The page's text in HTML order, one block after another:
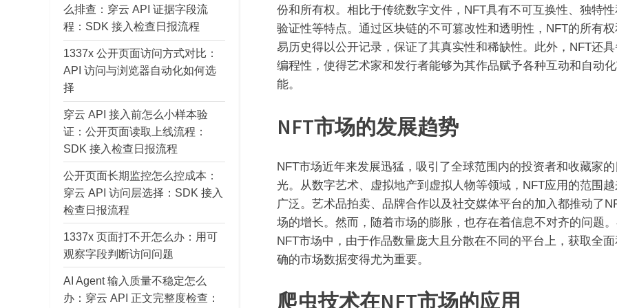
份和所有权。相比于传统数字文件，NFT具有不可互换性、独特
验证性等特点。通过区块链的不可篡改性和透明性，NFT的所有
易历史得以公开记录，保证了其真实性和稀缺性。此外，NFT还
编程性，使得艺术家和发行者能够为其作品赋予各种互动和自动
能。
NFT市场的发展趋势
NFT市场近年来发展迅猛，吸引了全球范围内的投资者和收藏家
光。从数字艺术、虚拟地产到虚拟人物等领域，NFT应用的范围
广泛。艺术品拍卖、品牌合作以及社交媒体平台的加入都推动了
场的增长。然而，随着市场的膨胀，也存在着信息不对齐的问题
NFT市场中，由于作品数量庞大且分散在不同的平台上，获取全
确的市场数据变得尤为重要。
爬虫技术在NFT市场的应用
么排查：穿云 API 证据字段流
程：SDK 接入检查日报流程
1337x 公开页面访问方式对比：
API 访问与浏览器自动化如何选
择
穿云 API 接入前怎么小样本验
证：公开页面读取上线流程：
SDK 接入检查日报流程
公开页面长期监控怎么控成本：
穿云 API 访问层选择：SDK 接入
检查日报流程
1337x 页面打不开怎么办：用可
观察字段判断访问问题
AI Agent 输入质量不稳定怎么
办：穿云 API 正文完整度检查：